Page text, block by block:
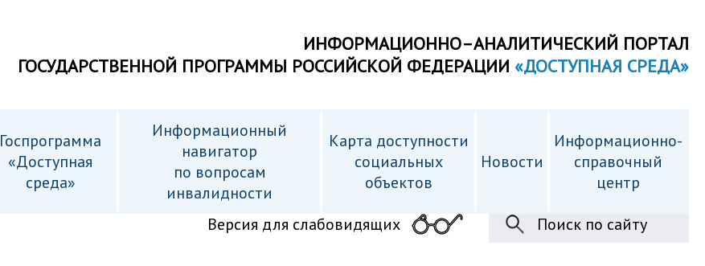
ИНФОРМАЦИОННО–АНАЛИТИЧЕСКИЙ ПОРТАЛ
ГОСУДАРСТВЕННОЙ ПРОГРАММЫ РОССИЙСКОЙ ФЕДЕРАЦИИ «ДОСТУПНАЯ СРЕДА»
Госпрограмма
«Доступная
среда»
Информационный
навигатор
по вопросам
инвалидности
Карта доступности
cоциальных
объектов
Новости
Информационно-
справочный
центр
Версия для слабовидящих
Поиск по сайту